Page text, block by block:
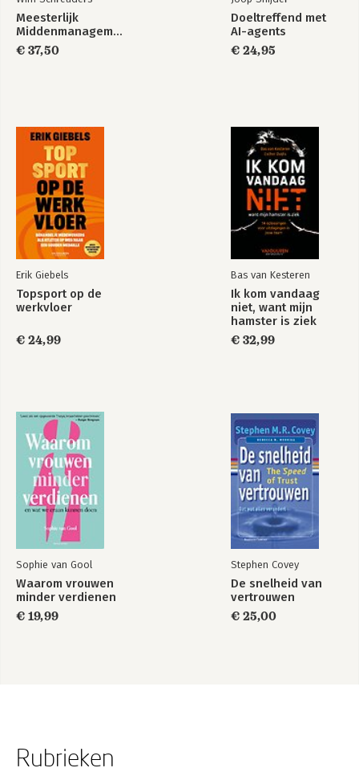
21. De meester-middenmanager is een dienend leider
22. De meester-middenmanager geniet van diversiteit
23. Hoe bereik jij een topfunctie?
Inleiding op dit hoofdstuk
Dankwoord
Meesterlijk
Middenmanagement
€ 37,50
Doeltreffend met
AI-agents
€ 24,95
Erik Giebels
Topsport op de
werkvloer
€ 24,99
Bas van Kesteren
Ik kom vandaag
niet, want mijn
hamster is ziek
€ 32,99
Sophie van Gool
Waarom vrouwen
minder verdienen
€ 19,99
Stephen Covey
De snelheid van
vertrouwen
€ 25,00
Rubrieken